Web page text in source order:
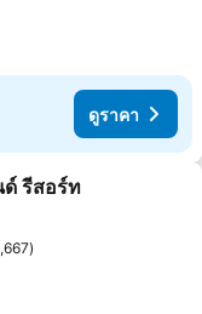
ดูราคา
ารโปรด
ด์ รีสอร์ท